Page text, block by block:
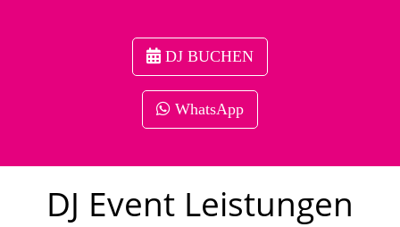
DJ BUCHEN
WhatsApp
DJ Event Leistungen